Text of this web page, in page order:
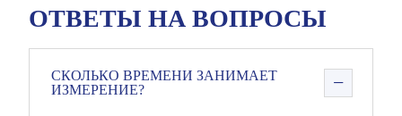
ОТВЕТЫ НА ВОПРОСЫ
СКОЛЬКО ВРЕМЕНИ ЗАНИМАЕТ
ИЗМЕРЕНИЕ?